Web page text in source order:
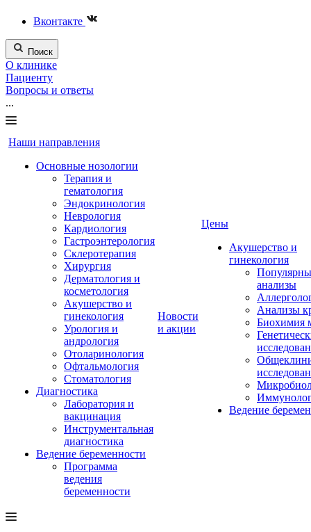
Вконтакте
Поиск
О клинике
Пациенту
Вопросы и ответы
...
Наши направления
Основные нозологии
Терапия и
гематология
Эндокринология
Неврология
Кардиология
Гастроэнтерология
Склеротерапия
Хирургия
Дерматология и
косметология
Акушерство и
гинекология
Урология и
андрология
Отоларинология
Офтальмология
Стоматология
Диагностика
Лаборатория и
вакцинация
Инструментальная
диагностика
Ведение беременности
Программа
ведения
беременности
Новости
и акции
Цены
Акушерство и
гинекология
анализы
Анализы
Биохимия
Ведение